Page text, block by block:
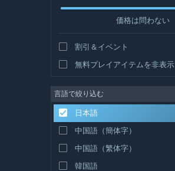
価格は問わない
割引＆イベント
無料プレイアイテムを非表示
言語で絞り込む
日本語
中国語（簡体字）
中国語（繁体字）
韓国語